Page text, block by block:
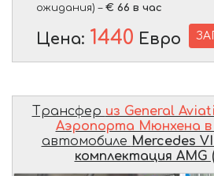
ожидания) – € 66 в час
Цена: 1440 Евро
Трансфер из General
Аэропорта Мюнхена
автомобиле Mercedes
комплектация AMG